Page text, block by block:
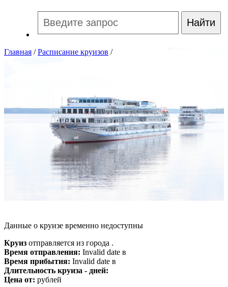
Главная /Расписание круизов /
Данные о круизе временно недоступны
Круиз отправляется из города .
Время отправления: Invalid date в
Время прибытия: Invalid date в
Длительность круиза - дней:
Цена от: рублей